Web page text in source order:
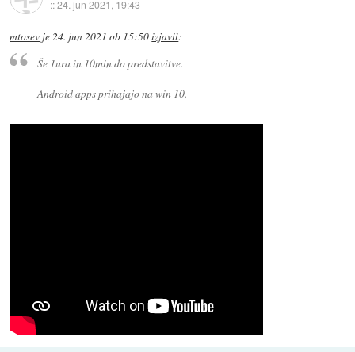
::24. jun 2021, 19:43
mtosev je24. jun 2021 ob 15:50izjavil:
Še 1ura in 10min do predstavitve.
Android apps prihajajo na win 10.